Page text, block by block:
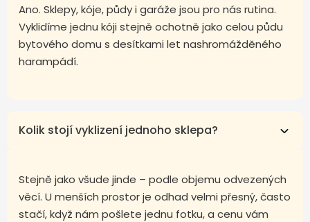
Ano. Sklepy, kóje, půdy i garáže jsou pro nás rutina.
Vyklidíme jednu kóji stejně ochotně jako celou půdu
bytového domu s desítkami let nashromážděného
harampádí.
Kolik stojí vyklizení jednoho sklepa?
Stejně jako všude jinde – podle objemu odvezených
věcí. U menších prostor je odhad velmi přesný, často
stačí, když nám pošlete jednu fotku, a cenu vám